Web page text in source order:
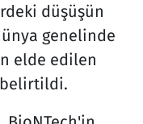
düşüşün
genelinde
elde edilen